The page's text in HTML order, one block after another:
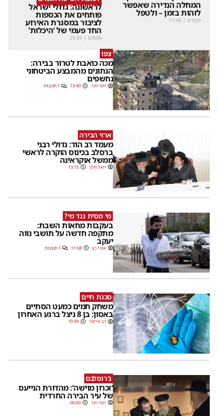
המחלה הנדירה שאפשר
לזהות בזמן – ולטפל
מקודם |
11:48
לראשונה: גדולי ישראל
פותחים את הכספות
לציבור במסגרת האירוע
החד פעמי של 'היכלות'
מקודם |
20:39
צפו
מכה כואבת לטרור בבירה:
הנתונים מהמבצע הביטחוני
נחשפים
יוסי וינר 13:40 1 תגובות
ארזי הבירה
מעמד רב הוד: גדולי רבני
ברסלב בכינוס הוקרה לראשי
ממשל אוקראינה
יואל וולך 13:15
מי מסית נגד מי?
בעקבות מחאות השבת:
מתקפה חדשה על תושבי נווה
יעקב
אורי כץ 11:08 1 תגובות
סכנת חיים
משחק תמים כמעט הסתיים
באסון: בן 8 ניצל ברגע האחרון
דב אייזנר 10:49
ג'רוסלבס
'זכרון מוישה': מהדורת הנייעס
של עיר הבירה החרדית
יוסי וינר 00:00